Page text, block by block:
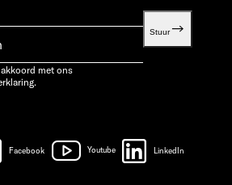
Stuur
met ons
Facebook Youtube LinkedIn